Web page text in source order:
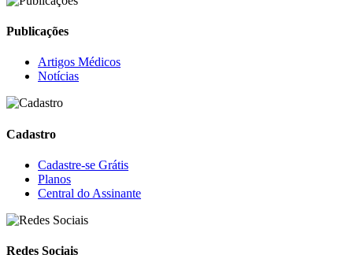
Publicações
Artigos Médicos
Notícias
Cadastro
Cadastre-se Grátis
Planos
Central do Assinante
Redes Sociais